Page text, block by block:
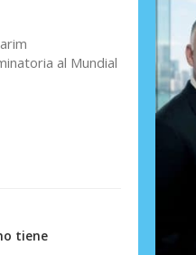
al Mundial
tiene